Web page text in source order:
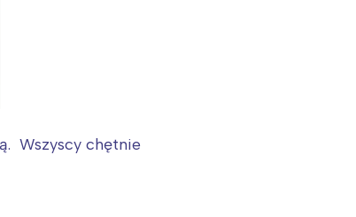
Wszyscy chętnie